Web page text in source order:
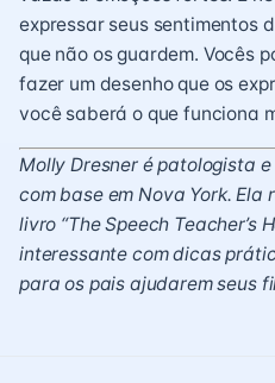
expressar seus sentimentos
que não os guardem. Vocês
fazer um desenho que os
você saberá o que funciona
Molly Dresner é patologista
com base em Nova York.
livro “The Speech Teacher’s
interessante com dicas
para os pais ajudarem seus